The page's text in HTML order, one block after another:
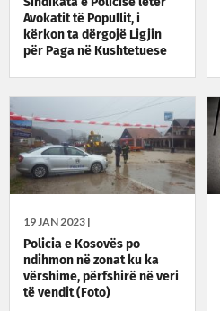
Sindikata e Policisë letër
Avokatit të Popullit, i
kërkon ta dërgojë Ligjin
për Paga në Kushtetuese
19 JAN 2023 |
Policia e Kosovës po
ndihmon në zonat ku ka
vërshime, përfshirë në veri
të vendit (Foto)